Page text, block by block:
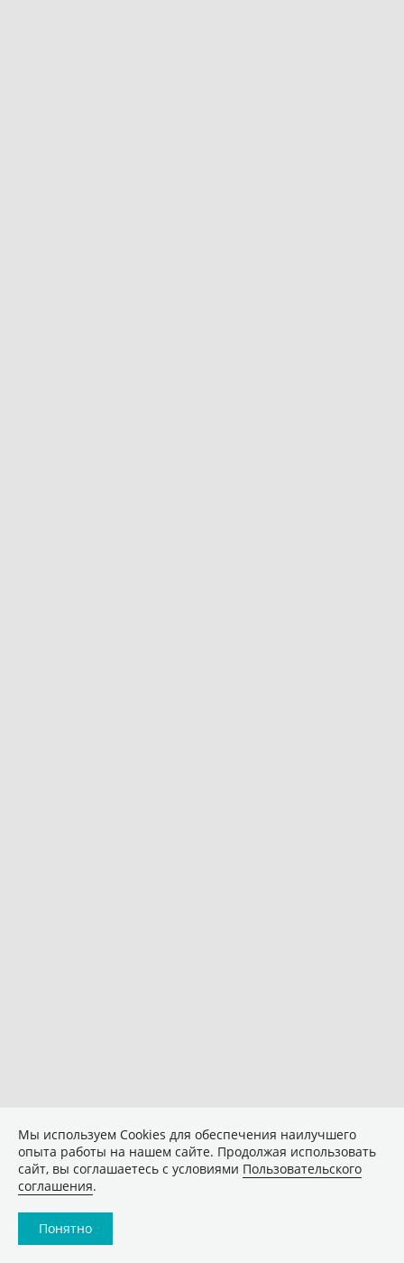
Мы используем Сookies для обеспечения наилучшего
опыта работы на нашем сайте. Продолжая использовать
сайт, вы соглашаетесь с условиями Пользовательского
соглашения.
Понятно